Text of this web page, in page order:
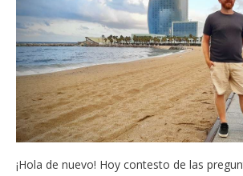
¡Hola de nuevo! Hoy contesto de las